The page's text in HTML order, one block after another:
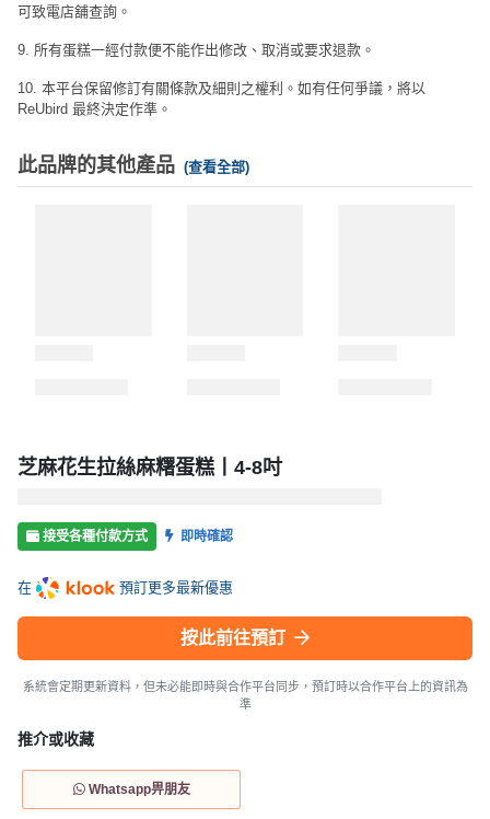
可致電店舖查詢。
9. 所有蛋糕一經付款便不能作出修改、取消或要求退款。
10. 本平台保留修訂有關條款及細則之權利。如有任何爭議，將以
ReUbird 最終決定作準。
此品牌的其他產品 (查看全部)
芝麻花生拉絲麻糬蛋糕丨4-8吋
接受各種付款方式 即時確認
在 預訂更多最新優惠
按此前往預訂
系統會定期更新資料，但未必能即時與合作平台同步，預訂時以合作平台上的資訊為
準
推介或收藏
Whatsapp畀朋友